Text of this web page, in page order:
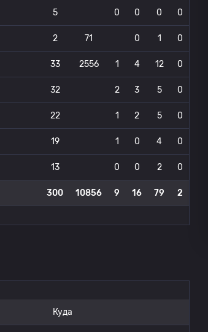
5 0 0 0 0
2 71 0 1 0
33 2556 1 4 12 0
32 2 3 5 0
22 1 2 5 0
19 1 0 4 0
13 0 0 2 0
300 10856 9 16 79 2
Куда